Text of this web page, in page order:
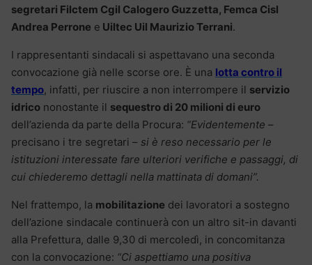
segretari Filctem Cgil Calogero Guzzetta, Femca Cisl
Andrea Perrone e Uiltec Uil Maurizio Terrani.
I rappresentanti sindacali si aspettavano una seconda
convocazione già nelle scorse ore. È una lotta contro il
tempo, infatti, per riuscire a non interrompere il servizio
idrico nonostante il sequestro di 20 milioni di euro
dell’azienda da parte della Procura: “Evidentemente –
precisano i tre segretari – si è reso necessario per le
istituzioni interessate fare ulteriori verifiche e passaggi, di
cui chiederemo dettagli nella mattinata di domani”.
Nel frattempo, la mobilitazione dei lavoratori a sostegno
dell’azione sindacale continuerà con un altro sit-in davanti
alla Prefettura, dalle 9,30 di mercoledì, in concomitanza
con la convocazione: “Ci aspettiamo una positiva